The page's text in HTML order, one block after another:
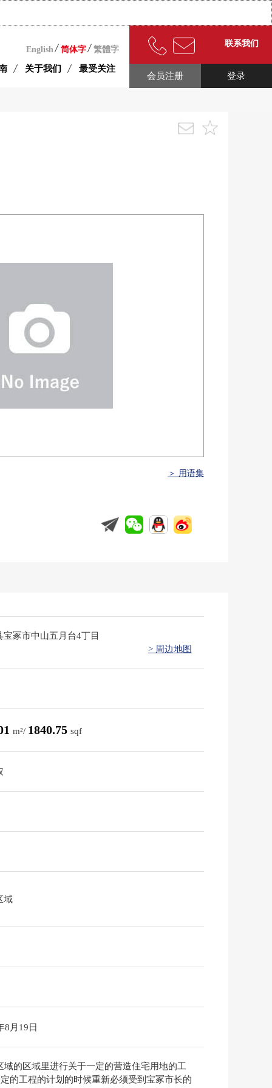
English 简体字 繁體字
关于我们 最受关注
联系我们
登录
会员注册
＞ 用语集
宝冢市中山五月台4丁目
> 周边地图
m²/ 1840.75 sqf
域
8月19日
的区域里进行关于一定的营造住宅用地的工
的工程的计划的时候重新必须受到宝冢市长的